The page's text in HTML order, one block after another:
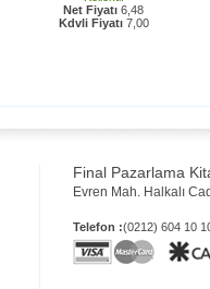
Net Fiyatı 6,48
Kdvli Fiyatı 7,00
Final Pazarlama
Evren Mah. Halkalı
Telefon :(0212) 604 10